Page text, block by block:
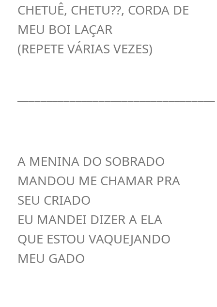
CHETUÊ, CHETU??, CORDA DE
MEU BOI LAÇAR
(REPETE VÁRIAS VEZES)
A MENINA DO SOBRADO
MANDOU ME CHAMAR PRA
SEU CRIADO
EU MANDEI DIZER A ELA
QUE ESTOU VAQUEJANDO
MEU GADO